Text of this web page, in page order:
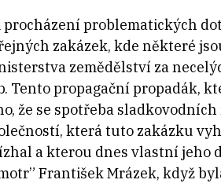
procházení problematických
zakázek, kde některé
zemědělství za
Tento propagační propadák,
že se spotřeba
která tuto zakázku
a kterou dnes vlastní jeho
František Mrázek, když